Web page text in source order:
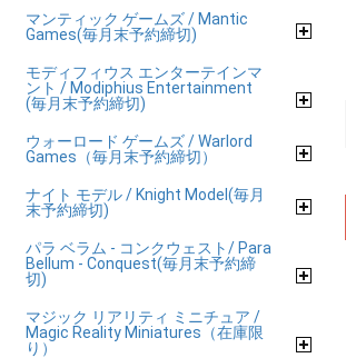
マンティック ゲームズ / Mantic
Games(毎月末予約締切)
モディフィウス エンターテインマ
ント / Modiphius Entertainment
(毎月末予約締切)
ウォーロード ゲームズ / Warlord
Games（毎月末予約締切）
ナイト モデル / Knight Model(毎月
末予約締切)
パラ ベラム - コンクウェスト/ Para
Bellum - Conquest(毎月末予約締
切)
マジック リアリティ ミニチュア /
Magic Reality Miniatures（在庫限
り）